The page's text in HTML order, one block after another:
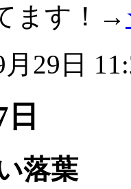
ます！→
月29日
落葉